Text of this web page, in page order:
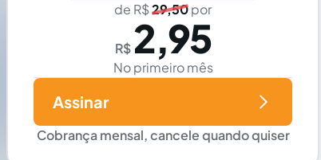
de R$29,50por
R$ 2,95
No primeiro mês
Cobrança mensal, cancele quando quiser
Assinar